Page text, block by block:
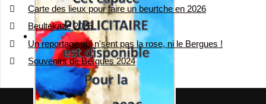
Carte des lieux pour faire un beurtche en 2026
Beultekaze 2025
Un reportage qui n'sent pas la rose, ni le Bergues !
Souvenirs de Bergues 2024